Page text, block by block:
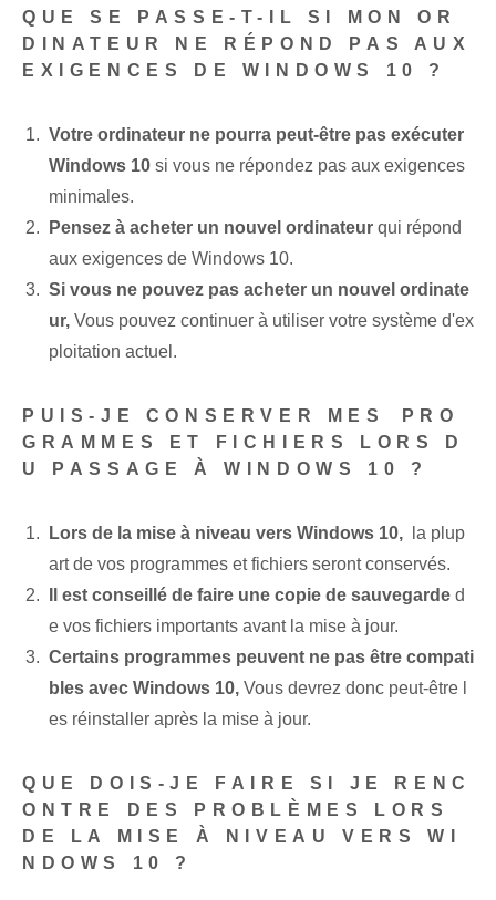
QUE SE PASSE-T-IL SI MON OR
DINATEUR NE RÉPOND PAS AUX
EXIGENCES DE WINDOWS 10 ?
Votre ordinateur ne pourra peut-être pas exécuter
Windows 10 ‌si vous ne répondez pas aux exigences
minimales.
Pensez à acheter un nouvel ordinateur qui répond
aux exigences de Windows 10.
Si vous ne pouvez pas acheter un nouvel ordinate
ur, Vous pouvez continuer à utiliser votre système d'ex
ploitation actuel.
PUIS-JE CONSERVER MES⁢ PRO
GRAMMES ET FICHIERS LORS D
U PASSAGE À WINDOWS 10 ?
Lors de la mise à niveau vers Windows 10, ⁢ la plup
art de vos programmes‍ et‌ fichiers seront conservés.
Il est conseillé de faire une copie de sauvegarde d
e​ vos fichiers importants avant la mise à jour.
Certains programmes peuvent ne pas être compati
bles avec Windows 10, Vous devrez donc peut-être l
es réinstaller après la mise à jour.
QUE DOIS-JE FAIRE SI JE RENC
ONTRE DES PROBLÈMES LORS
DE LA MISE À NIVEAU VERS WI
NDOWS 10 ?